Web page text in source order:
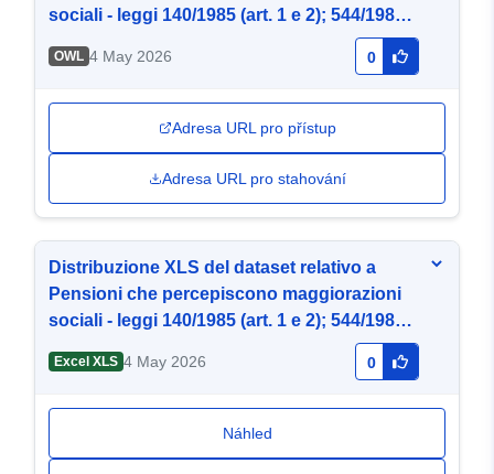
sociali - leggi 140/1985 (art. 1 e 2); 544/1988
OWL 4 May 2026 0
Adresa URL pro přístup
Adresa URL pro stahování
Distribuzione XLS del dataset relativo a
Pensioni che percepiscono maggiorazioni
sociali - leggi 140/1985 (art. 1 e 2); 544/1988
Excel XLS 4 May 2026 0
Náhled